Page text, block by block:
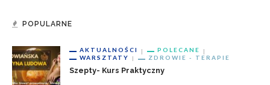
POPULARNE
AKTUALNOŚCI
POLECANE
WARSZTATY
ZDROWIE - TERAPIE
Szepty- Kurs Praktyczny